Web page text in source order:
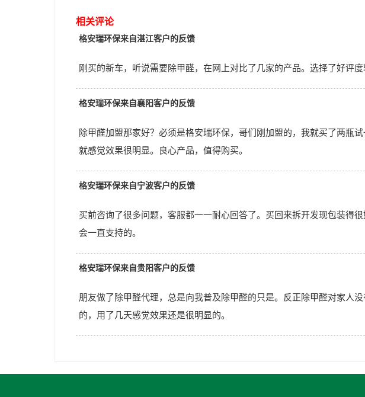
相关评论
格安瑞环保来自湛江客户的反馈
刚买的新车，听说需要除甲醛，在网上对比了几家的产品。选择了好评
格安瑞环保来自襄阳客户的反馈
除甲醛加盟那家好？必须是格安瑞环保，哥们刚加盟的，我就买了两瓶
就感觉效果很明显。良心产品，值得购买。
格安瑞环保来自宁波客户的反馈
买前咨询了很多问题，客服都一一耐心回答了。买回来拆开发现包装得
会一直支持的。
格安瑞环保来自贵阳客户的反馈
朋友做了除甲醛代理，总是向我普及除甲醛的只是。反正除甲醛对家人
的，用了几天感觉效果还是很明显的。